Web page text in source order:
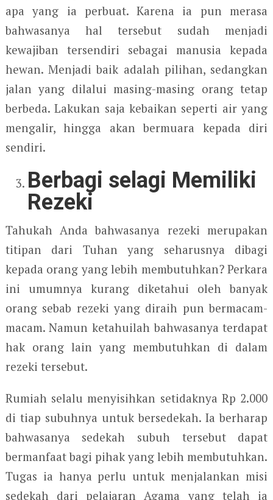
apa yang ia perbuat. Karena ia pun merasa
bahwasanya hal tersebut sudah menjadi
kewajiban tersendiri sebagai manusia kepada
hewan. Menjadi baik adalah pilihan, sedangkan
jalan yang dilalui masing-masing orang tetap
berbeda. Lakukan saja kebaikan seperti air yang
mengalir, hingga akan bermuara kepada diri
sendiri.
Berbagi selagi Memiliki
Rezeki
Tahukah Anda bahwasanya rezeki merupakan
titipan dari Tuhan yang seharusnya dibagi
kepada orang yang lebih membutuhkan? Perkara
ini umumnya kurang diketahui oleh banyak
orang sebab rezeki yang diraih pun bermacam-
macam. Namun ketahuilah bahwasanya terdapat
hak orang lain yang membutuhkan di dalam
rezeki tersebut.
Rumiah selalu menyisihkan setidaknya Rp 2.000
di tiap subuhnya untuk bersedekah. Ia berharap
bahwasanya sedekah subuh tersebut dapat
bermanfaat bagi pihak yang lebih membutuhkan.
Tugas ia hanya perlu untuk menjalankan misi
sedekah dari pelajaran Agama yang telah ia